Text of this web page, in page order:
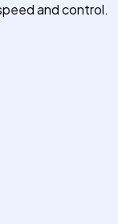
and control.